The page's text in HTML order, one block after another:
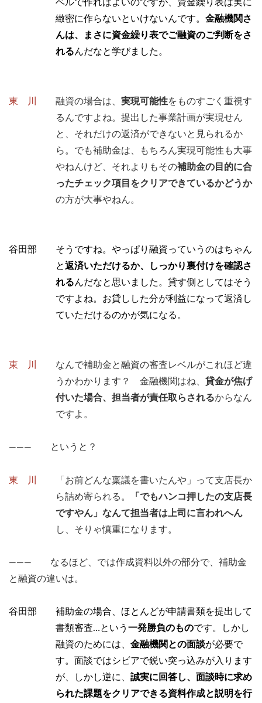
ベルで作ればよいのですが、資金繰り表は実に
緻密に作らないといけないんです。 金融機関さ
んは、まさに資金繰り表でご融資のご判断をさ
れるんだなと学びました。
東 川 融資の場合は、 実現可能性をものすごく重視す
るんですよね。提出した事業計画が実現せん
と、それだけの返済ができないと見られるか
ら。でも補助金は、もちろん実現可能性も大事
やねんけど、それよりもその補助金の目的に合
ったチェック項目をクリアできているかどうか
の方が大事やねん。
谷田部 そうですね。やっぱり融資っていうのはちゃん
と返済いただけるか、しっかり裏付けを確認さ
れるんだなと思いました。貸す側としてはそう
ですよね。お貸しした分が利益になって返済し
ていただけるのかが気になる。
東 川
なんで補助金と融資の審査レベルがこれほど違
うかわかります？ 金融機関はね、 貸金が焦げ
付いた場合、担当者が責任取らされるからなん
ですよ。
――― というと？
東 川
「お前どんな稟議を書いたんや」って支店長か
ら詰め寄られる。
「でもハンコ押したの支店長
ですやん」なんて担当者は上司に言われへん
し、そりゃ慎重になります。
――― なるほど、では作成資料以外の部分で、補助金
と融資の違いは。
谷田部 補助金の場合、ほとんどが申請書類を提出して
書類審査…という 一発勝負のものです。しかし
融資のためには、 金融機関との面談が必要で
す。面談ではシビアで鋭い突っ込みが入ります
が、しかし逆に、 誠実に回答し、面談時に求め
られた課題をクリアできる資料作成と説明を行